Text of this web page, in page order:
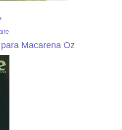
Macarena Oz